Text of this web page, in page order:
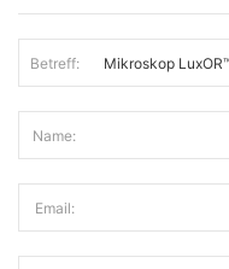
Betreff:
Name:
Email: